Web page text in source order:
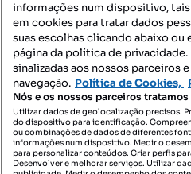
Mapa do Site
Contacte-nos
SIGA-
informações num dispositivo,
em cookies para tratar dados
suas escolhas clicando abaixo
página da política de privacidade.
sinalizadas aos nossos parceiros
navegação. Política de Cookies,
Nós e os nossos parceiros
Utilizar dados de geolocalização precisos.
do dispositivo para identificação.
ou combinações de dados de diferentes
informações num dispositivo. Medir o
para personalizar conteúdos. Criar perfis
Desenvolver e melhorar serviços. Utilizar